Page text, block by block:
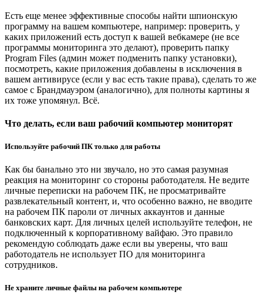
Есть еще менее эффективные способы найти шпионскую
программу на вашем компьютере, например: проверить, у
каких приложений есть доступ к вашей вебкамере (не все
программы мониторинга это делают), проверить папку
Program Files (админ может подменить папку установки),
посмотреть, какие приложения добавлены в исключения в
вашем антивирусе (если у вас есть такие права), сделать то же
самое с Брандмауэром (аналогично), для полноты картины я
их тоже упомянул. Всё.
Что делать, если ваш рабочий компьютер мониторят
Используйте рабочий ПК только для работы
Как бы банально это ни звучало, но это самая разумная
реакция на мониторинг со стороны работодателя. Не ведите
личные переписки на рабочем ПК, не просматривайте
развлекательный контент, и, что особенно важно, не вводите
на рабочем ПК пароли от личных аккаунтов и данные
банковских карт. Для личных целей используйте телефон, не
подключенный к корпоративному вайфаю. Это правило
рекомендую соблюдать даже если вы уверены, что ваш
работодатель не использует ПО для мониторинга
сотрудников.
Не храните личные файлы на рабочем компьютере